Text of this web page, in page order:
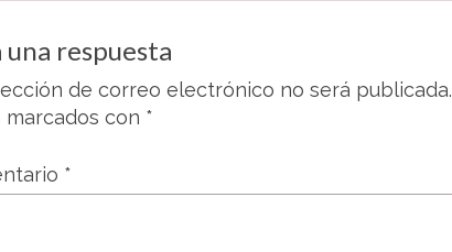
una respuesta
de correo electrónico no será publicada.
marcados con *
*